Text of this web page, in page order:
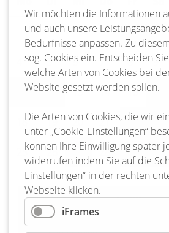
1 2
5 6 7 8 9
11 12 13 14 15 16
18 19 20 21 22 23
25 26 27 28 29 30
Osterfeuer Freiwillige
Bargdorf
Wir möchten die Informationen
und auch unsere
Bedürfnisse anpassen. Zu
sog. Cookies ein. Entscheiden
welche Arten von Cookies bei
Website gesetzt werden sollen.
Die Arten von Cookies, die wir
unter „Cookie-Einstellungen“
können Ihre Einwilligung später
widerrufen indem Sie auf die
Einstellungen“ in der rechten
Webseite klicken.
iFrames